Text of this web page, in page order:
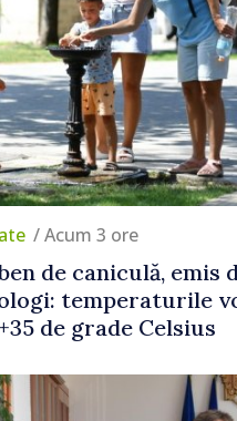
/ Acum 3 ore
de caniculă, emis
temperaturile
de grade Celsius